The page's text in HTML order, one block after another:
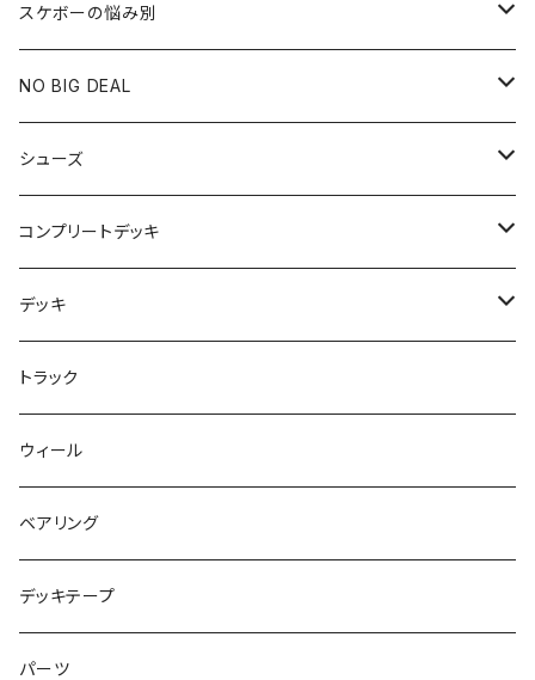
スケボーの悩み別
膝や腰が痛い
NO BIG DEAL
NBD CUSTOMIZED
USED ITEM
Tシャツ
パンツ
キャップ
アウター
シャツ
トップス
シューズ
キッズシューズ
NIKE SB ORANGE LABEL/ISO
NIKE SB ISHOD2
NIKE SB PS8
NIKE SB DUNK
NM933
ゴツいシューズ最高！
コンプリートデッキ
HI5のパーツセット
エントリーモデルコンプリート
7.7インチ
8インチ
8.2インチ
デッキ
7インチ
7.2インチ
7.3インチ
7.5インチ
7.7インチ
トラック
ウィール
ベアリング
デッキテープ
パーツ